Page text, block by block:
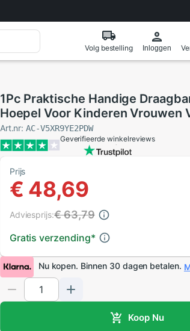
Volg bestelling Inloggen
1Pc Praktische Handige
Hoepel Voor Kinderen Vrouwen
Art.nr:AC-V5XR9YE2PDW
Geverifieerde winkelreviews
Prijs
€ 48,69
Gratis verzending*
Adviesprijs:€ 63,79
Nu kopen. Binnen 30 dagen betalen.
Koop Nu